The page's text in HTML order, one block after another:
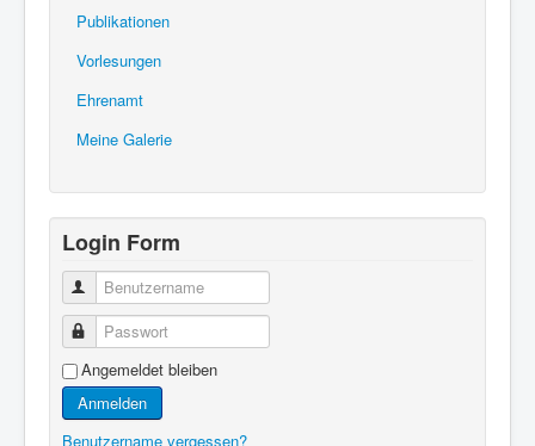
Publikationen
Vorlesungen
Ehrenamt
Meine Galerie
Login Form
Benutzername
Passwort
Angemeldet bleiben
Anmelden
Benutzername vergessen?